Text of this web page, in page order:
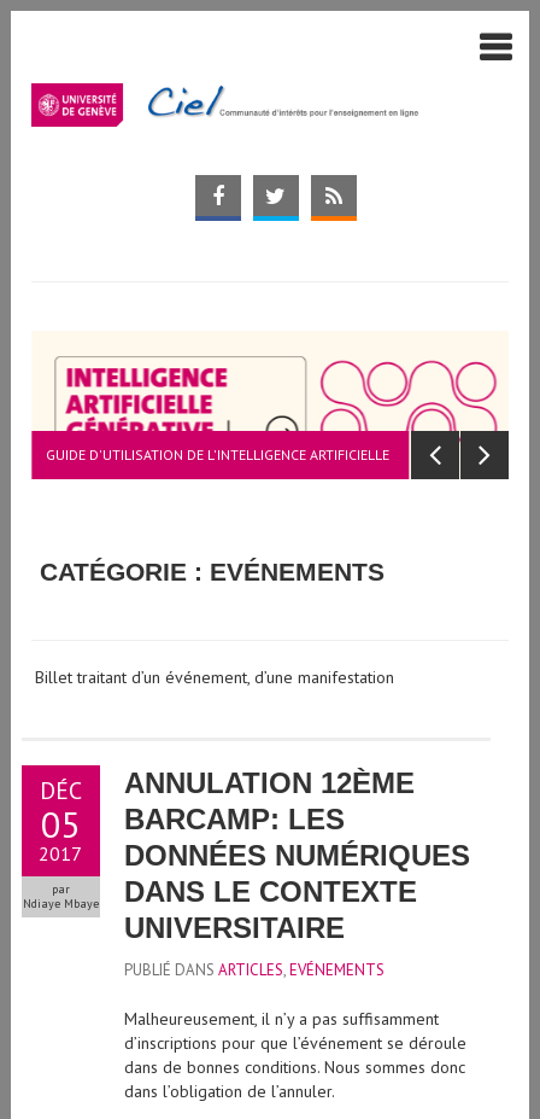
GUIDE D'UTILISATION DE L'INTELLIGENCE ARTIFICIELLE
CATÉGORIE : EVÉNEMENTS
Billet traitant d’un événement, d’une manifestation
DÉC
05
2017
par
Ndiaye Mbaye
ANNULATION 12ÈME
BARCAMP: LES
DONNÉES NUMÉRIQUES
DANS LE CONTEXTE
UNIVERSITAIRE
PUBLIÉ DANS ARTICLES,EVÉNEMENTS
Malheureusement, il n’y a pas suffisamment
d’inscriptions pour que l’événement se déroule
dans de bonnes conditions. Nous sommes donc
dans l’obligation de l’annuler.